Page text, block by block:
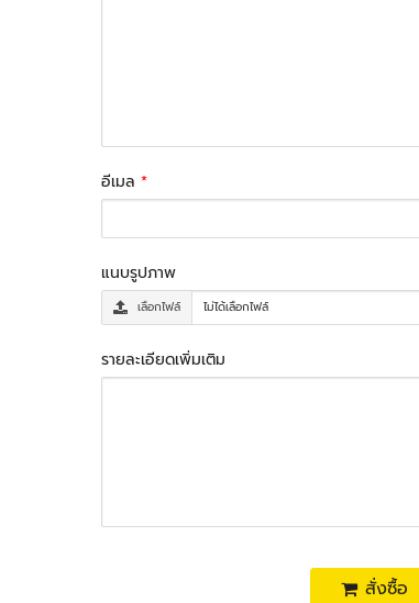
อีเมล *
แนบรูปภาพ
เลือกไฟล์ ไม่ได้เลือกไฟล์
รายละเอียดเพิ่มเติม
สั่งซื้อ